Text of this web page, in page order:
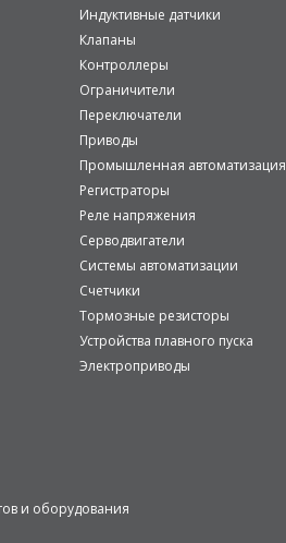
Индуктивные датчики
Клапаны
Контроллеры
Ограничители
Переключатели
Приводы
Промышленная автоматизация
Регистраторы
Реле напряжения
Серводвигатели
Системы автоматизации
Счетчики
Тормозные резисторы
Устройства плавного пуска
Электроприводы
и оборудования